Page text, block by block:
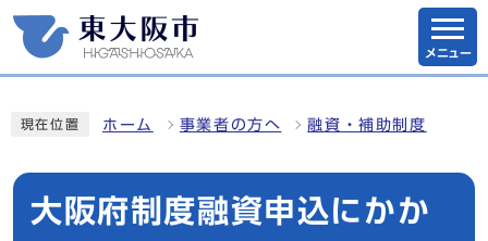
メニュー
現在位置 ホーム 事業者の方へ 融資・補助制度
大阪府制度融資申込にかか